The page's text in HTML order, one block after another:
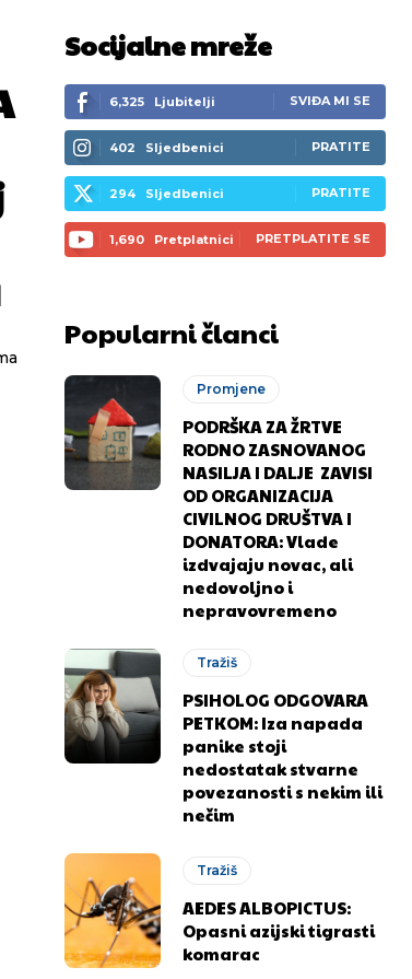
Socijalne mreže
6,325 Ljubitelji SVIĐA MI SE
402 Sljedbenici PRATITE
294 Sljedbenici PRATITE
1,690 Pretplatnici PRETPLATITE SE
Popularni članci
Promjene
PODRŠKA ZA ŽRTVE
RODNO ZASNOVANOG
NASILJA I DALJE ZAVISI
OD ORGANIZACIJA
CIVILNOG DRUŠTVA I
DONATORA: Vlade
izdvajaju novac, ali
nedovoljno i
nepravovremeno
Tražiš
PSIHOLOG ODGOVARA
PETKOM: Iza napada
panike stoji
nedostatak stvarne
povezanosti s nekim ili
nečim
Tražiš
AEDES ALBOPICTUS:
Opasni azijski tigrasti
komarac